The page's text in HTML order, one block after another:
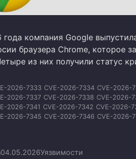
компания Google
браузера Chrome, которое
из них получили статус
2026-7333 CVE-2026-7334 CVE-2026-
2026-7337 CVE-2026-7338 CVE-2026-
2026-7341 CVE-2026-7342 CVE-2026-
2026-7345 CVE-2026-7346 CVE-2026-
2026-7361 CVE-2026-7363
04.05.2026Уязвимости